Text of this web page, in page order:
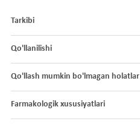
Tarkibi
Qo'llanilishi
Qo'llash mumkin bo'lmagan holatlar
Farmakologik xususiyatlari